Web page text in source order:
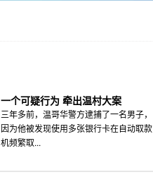
一个可疑行为 牵出温村大案
三年多前，温哥华警方逮捕了一名男子，
因为他被发现使用多张银行卡在自动取款
机频繁取...